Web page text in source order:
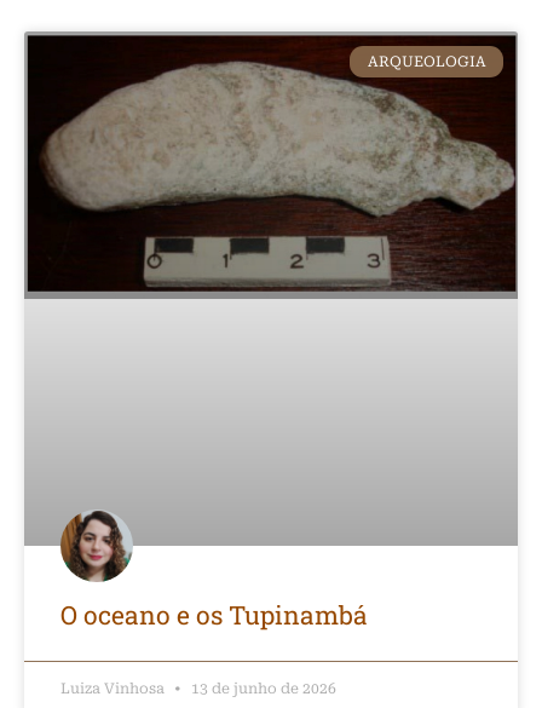
ARQUEOLOGIA
O oceano e os Tupinambá
Luiza Vinhosa 13 de junho de 2026